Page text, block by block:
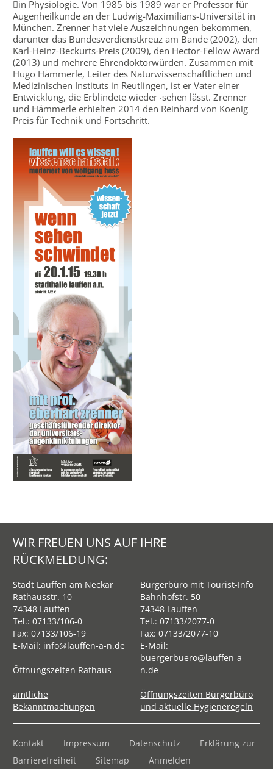
in Physiologie. Von 1985 bis 1989 war er Professor für
Augenheilkunde an der Ludwig-Maximilians-Universität in
München. Zrenner hat viele Auszeichnungen bekommen,
darunter das Bundesverdienstkreuz am Bande (2002), den
Karl-Heinz-Beckurts-Preis (2009), den Hector-Fellow Award
(2013) und mehrere Ehrendoktorwürden. Zusammen mit
Hugo Hämmerle, Leiter des Naturwissenschaftlichen und
Medizinischen Instituts in Reutlingen, ist er Vater einer
Entwicklung, die Erblindete wieder ‧sehen lässt. Zrenner
und Hämmerle erhielten 2014 den Reinhard von Koenig
Preis für Technik und Fortschritt.
WIR FREUEN UNS AUF IHRE
RÜCKMELDUNG:
Stadt Lauffen am Neckar
Rathausstr. 10
74348 Lauffen
Tel.: 07133/106-0
Fax: 07133/106-19
E-Mail: info@lauffen-a-n.de
Öffnungszeiten Rathaus
amtliche
Bekanntmachungen
Bürgerbüro mit Tourist-Info
Bahnhofstr. 50
74348 Lauffen
Tel.:07133/2077-0
Fax: 07133/2077-10
E-Mail:
buergerbuero@lauffen-a-
n.de
Öffnungszeiten Bürgerbüro
und aktuelle Hygieneregeln
Kontakt Impressum Datenschutz
Erklärung zur
Barrierefreiheit
Sitemap Anmelden